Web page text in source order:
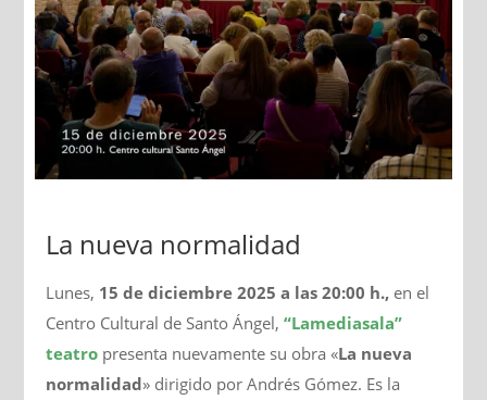
La nueva normalidad
Lunes, 15 de diciembre 2025 a las 20:00 h., en el
Centro Cultural de Santo Ángel,“Lamediasala”
teatro presenta nuevamente su obra «La nueva
normalidad» dirigido por Andrés Gómez. Es la